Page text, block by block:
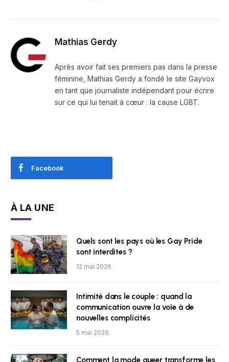
Mathias Gerdy
Après avoir fait ses premiers pas dans la presse
féminine, Mathias Gerdy a fondé le site Gayvox
en tant que journaliste indépendant pour écrire
sur ce qui lui tenait à cœur : la cause LGBT.
Facebook
À LA UNE
Quels sont les pays où les Gay Pride
sont interdites ?
12 mai 2026
Intimité dans le couple : quand la
communication ouvre la voie à de
nouvelles complicités
5 mai 2026
Comment la mode queer transforme les